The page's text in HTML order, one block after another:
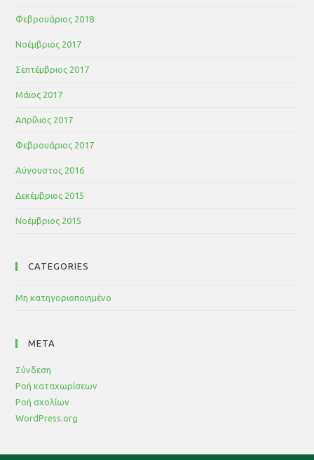
Φεβρουάριος 2018
Νοέμβριος 2017
Σεπτέμβριος 2017
Μάιος 2017
Απρίλιος 2017
Φεβρουάριος 2017
Αύγουστος 2016
Δεκέμβριος 2015
Νοέμβριος 2015
CATEGORIES
Μη κατηγοριοποιημένο
META
Σύνδεση
Ροή καταχωρίσεων
Ροή σχολίων
WordPress.org